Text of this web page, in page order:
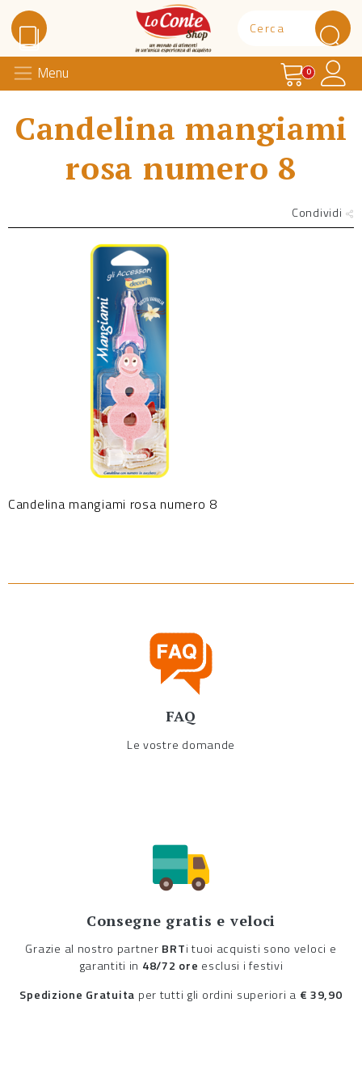
Lo Conte Shop
Menu Carrello
0
Candelina mangiami
rosa numero 8
Condividi
Candelina mangiami rosa numero 8
FAQ
Le vostre domande
Consegne gratis e veloci
Grazie al nostro partner BRTi tuoi acquisti sono veloci e
garantiti in 48/72 ore esclusi i festivi
Spedizione Gratuita per tutti gli ordini superiori a € 39,90